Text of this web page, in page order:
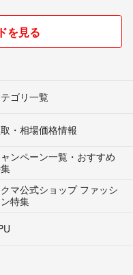
を見る
ゴリ一覧
・相場価格情報
ンペーン一覧・おすすめ
マ公式ショップ ファッシ
特集